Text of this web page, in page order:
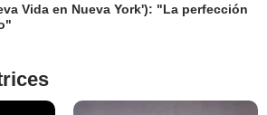
Vida en Nueva York'): "La perfección